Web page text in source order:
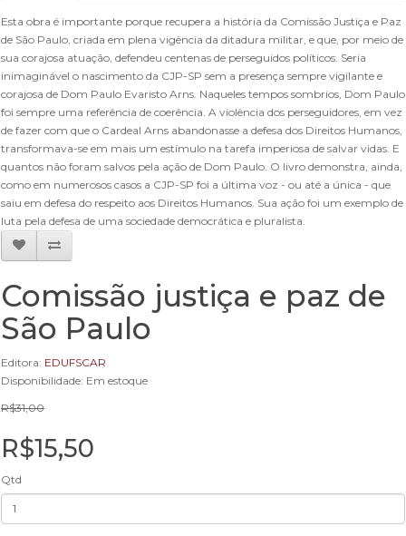
Esta obra é importante porque recupera a história da Comissão Justiça e Paz
de São Paulo, criada em plena vigência da ditadura militar, e que, por meio de
sua corajosa atuação, defendeu centenas de perseguidos políticos. Seria
inimaginável o nascimento da CJP-SP sem a presença sempre vigilante e
corajosa de Dom Paulo Evaristo Arns. Naqueles tempos sombrios, Dom Paulo
foi sempre uma referência de coerência. A violência dos perseguidores, em vez
de fazer com que o Cardeal Arns abandonasse a defesa dos Direitos Humanos,
transformava-se em mais um estímulo na tarefa imperiosa de salvar vidas. E
quantos não foram salvos pela ação de Dom Paulo. O livro demonstra, ainda,
como em numerosos casos a CJP-SP foi a última voz - ou até a única - que
saiu em defesa do respeito aos Direitos Humanos. Sua ação foi um exemplo de
luta pela defesa de uma sociedade democrática e pluralista.
Comissão justiça e paz de
São Paulo
Editora: EDUFSCAR
Disponibilidade: Em estoque
R$31,00
R$15,50
Qtd